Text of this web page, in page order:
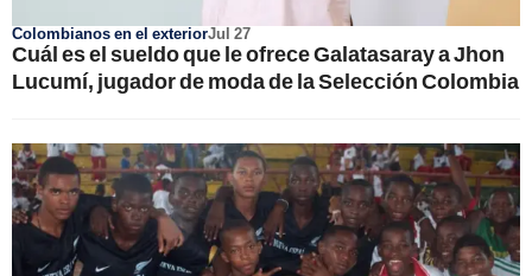
Colombianos en el exteriorJul 27
Cuál es el sueldo que le ofrece Galatasaray a Jhon
Lucumí, jugador de moda de la Selección Colombia